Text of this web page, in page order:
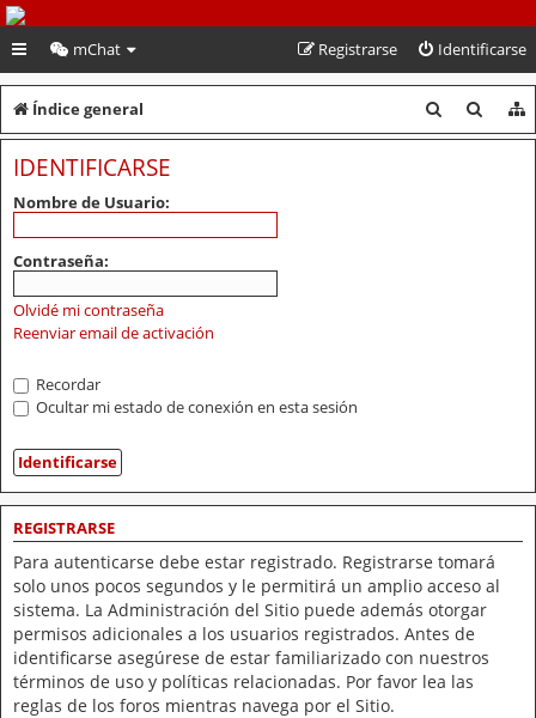
PeruVoley.com
mChat Identificarse
Registrarse
Índice general
u
u
IDENTIFICARSE
Nombre de Usuario:
Contraseña:
Olvidé mi contraseña
Reenviar email de activación
Recordar
Ocultar mi estado de conexión en esta sesión
REGISTRARSE
Para autenticarse debe estar registrado. Registrarse tomará
solo unos pocos segundos y le permitirá un amplio acceso al
sistema. La Administración del Sitio puede además otorgar
permisos adicionales a los usuarios registrados. Antes de
identificarse asegúrese de estar familiarizado con nuestros
términos de uso y políticas relacionadas. Por favor lea las
reglas de los foros mientras navega por el Sitio.